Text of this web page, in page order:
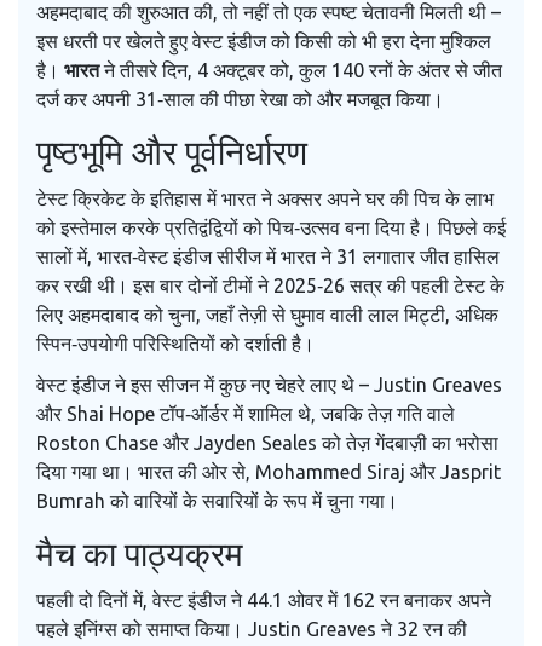
अहमदाबादकी शुरुआत की, तो नहीं तो एक स्पष्ट चेतावनी मिलती थी –
इस धरती पर खेलते हुए वेस्ट इंडीज को किसी को भी हरा देना मुश्किल
है। भारतने तीसरे दिन, 4 अक्टूबर को, कुल 140 रनों के अंतर से जीत
दर्ज कर अपनी 31‑साल की पीछा रेखा को और मजबूत किया।
पृष्ठभूमि और पूर्वनिर्धारण
टेस्ट क्रिकेट के इतिहास में भारत ने अक्सर अपने घर की पिच के लाभ
को इस्तेमाल करके प्रतिद्वंद्वियों को पिच‑उत्सव बना दिया है। पिछले कई
सालों में, भारत‑वेस्ट इंडीज सीरीज में भारत ने 31 लगातार जीत हासिल
कर रखी थी। इस बार दोनों टीमों ने 2025‑26 सत्र की पहली टेस्ट के
लिए अहमदाबाद को चुना, जहाँ तेज़ी से घुमाव वाली लाल मिट्टी, अधिक
स्पिन‑उपयोगी परिस्थितियों को दर्शाती है।
वेस्ट इंडीज ने इस सीजन में कुछ नए चेहरे लाए थे – Justin Greaves
और Shai Hopeटॉप‑ऑर्डर में शामिल थे, जबकि तेज़ गति वाले
Roston Chase और Jayden Seales को तेज़ गेंदबाज़ी का भरोसा
दिया गया था। भारत की ओर से, Mohammed Siraj और Jasprit
Bumrah को वारियों के सवारियों के रूप में चुना गया।
मैच का पाठ्यक्रम
पहली दो दिनों में, वेस्ट इंडीज ने 44.1 ओवर में 162 रन बनाकर अपने
पहले इनिंग्स को समाप्त किया। Justin Greaves ने 32 रन की